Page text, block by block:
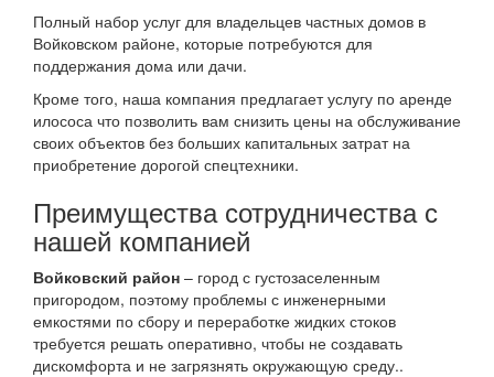
Полный набор услуг для владельцев частных домов в
Войковском районе, которые потребуются для
поддержания дома или дачи.
Кроме того, наша компания предлагает услугу по аренде
илососа что позволить вам снизить цены на обслуживание
своих объектов без больших капитальных затрат на
приобретение дорогой спецтехники.
Преимущества сотрудничества с
нашей компанией
Войковский район – город с густозаселенным
пригородом, поэтому проблемы с инженерными
емкостями по сбору и переработке жидких стоков
требуется решать оперативно, чтобы не создавать
дискомфорта и не загрязнять окружающую среду..